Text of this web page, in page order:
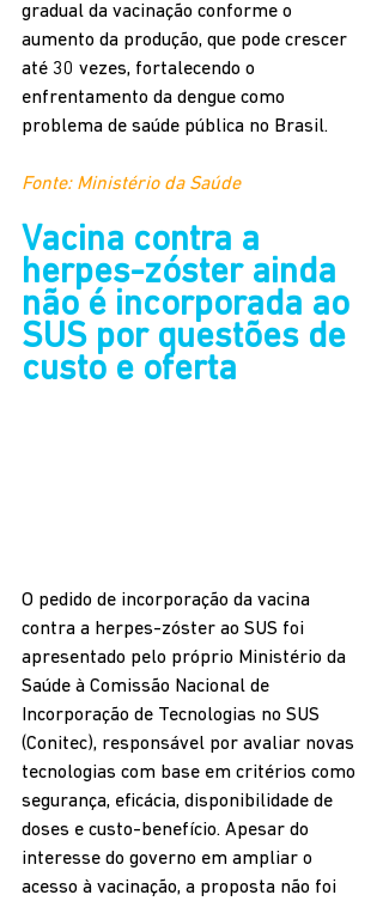
gradual da vacinação conforme o
aumento da produção, que pode crescer
até 30 vezes, fortalecendo o
enfrentamento da dengue como
problema de saúde pública no Brasil.
Fonte: Ministério da Saúde
Vacina contra a
herpes-zóster ainda
não é incorporada ao
SUS por questões de
custo e oferta
O pedido de incorporação da vacina
contra a herpes-zóster ao SUS foi
apresentado pelo próprio Ministério da
Saúde à Comissão Nacional de
Incorporação de Tecnologias no SUS
(Conitec), responsável por avaliar novas
tecnologias com base em critérios como
segurança, eficácia, disponibilidade de
doses e custo-benefício. Apesar do
interesse do governo em ampliar o
acesso à vacinação, a proposta não foi